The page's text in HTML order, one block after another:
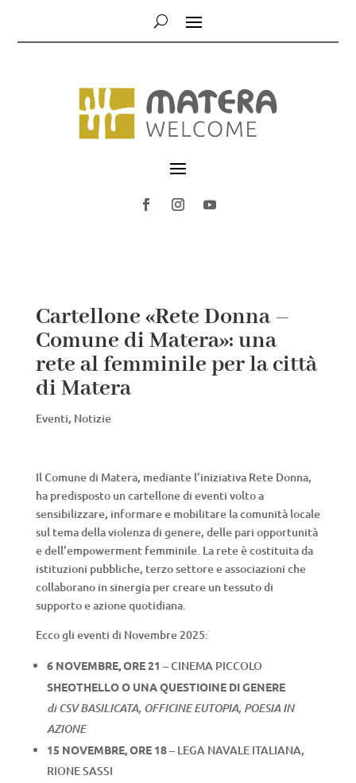
Cartellone «Rete Donna –
Comune di Matera»: una
rete al femminile per la città
di Matera
Eventi, Notizie
Il Comune di Matera, mediante l’iniziativa Rete Donna,
ha predisposto un cartellone di eventi volto a
sensibilizzare, informare e mobilitare la comunità locale
sul tema della violenza di genere, delle pari opportunità
e dell’empowerment femminile. La rete è costituita da
istituzioni pubbliche, terzo settore e associazioni che
collaborano in sinergia per creare un tessuto di
supporto e azione quotidiana.
Ecco gli eventi di Novembre 2025:
6 NOVEMBRE, ORE 21 – CINEMA PICCOLO
SHEOTHELLO O UNA QUESTIOINE DI GENERE
di CSV BASILICATA, OFFICINE EUTOPIA, POESIA IN
AZIONE
15 NOVEMBRE, ORE 18– LEGA NAVALE ITALIANA,
RIONE SASSI